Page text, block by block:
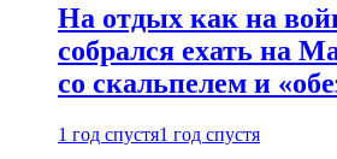
На отдых как на
собрался ехать на
со скальпелем и
1 год спустя1 год спустя